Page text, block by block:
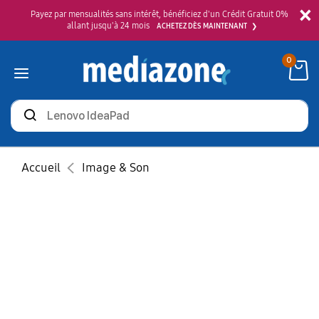
×
Payez par mensualités sans intérêt, bénéficiez d'un Crédit Gratuit 0%
allant jusqu'à 24 mois
ACHETEZ DÈS MAINTENANT
Rechercher
des
produits
0
Accueil Image & Son